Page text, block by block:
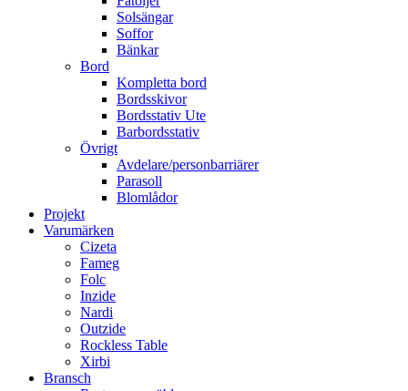
Solsängar
Soffor
Bänkar
Bord
Kompletta bord
Bordsskivor
Bordsstativ Ute
Barbordsstativ
Övrigt
Avdelare/personbarriärer
Parasoll
Blomlådor
Projekt
Varumärken
Cizeta
Fameg
Folc
Inzide
Nardi
Outzide
Rockless Table
Xirbi
Bransch